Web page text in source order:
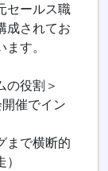
セールス職
成されてお
す。
の役割＞
催でイン
まで横断的